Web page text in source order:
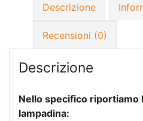
Descrizione
Recensioni (0)
Descrizione
Nello specifico riportiamo
lampadina: